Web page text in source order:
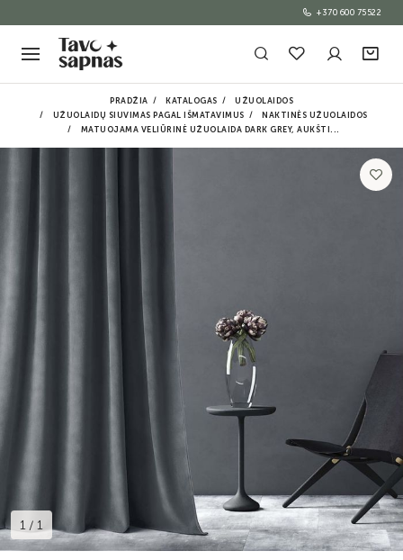
+370 600 75522
PRADŽIA KATALOGAS
UŽUOLAIDOS
UŽUOLAIDŲ SIUVIMAS PAGAL IŠMATAVIMUS
NAKTINĖS UŽUOLAIDOS
MATUOJAMA VELIŪRINĖ UŽUOLAIDA DARK GREY, AUKŠTI...
1 / 1